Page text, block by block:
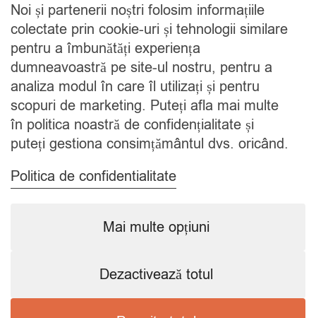
Cine suntem
Blog
Contact
CATEGORII
Condimente
Mixuri
Ceaiuri
Noi și partenerii noștri folosim informațiile
colectate prin cookie-uri și tehnologii similare
pentru a îmbunătăți experiența
dumneavoastră pe site-ul nostru, pentru a
analiza modul în care îl utilizați și pentru
scopuri de marketing. Puteți afla mai multe
în politica noastră de confidențialitate și
puteți gestiona consimțământul dvs. oricând.
Politica de confidentialitate
Mai multe opțiuni
Dezactivează totul